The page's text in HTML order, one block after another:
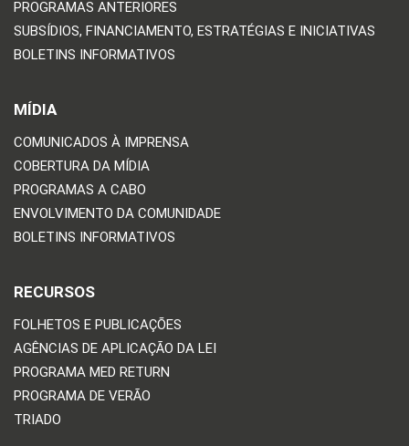
PROGRAMAS ANTERIORES
SUBSÍDIOS, FINANCIAMENTO, ESTRATÉGIAS E INICIATIVAS
BOLETINS INFORMATIVOS
MÍDIA
COMUNICADOS À IMPRENSA
COBERTURA DA MÍDIA
PROGRAMAS A CABO
ENVOLVIMENTO DA COMUNIDADE
BOLETINS INFORMATIVOS
RECURSOS
FOLHETOS E PUBLICAÇÕES
AGÊNCIAS DE APLICAÇÃO DA LEI
PROGRAMA MED RETURN
PROGRAMA DE VERÃO
TRIADO